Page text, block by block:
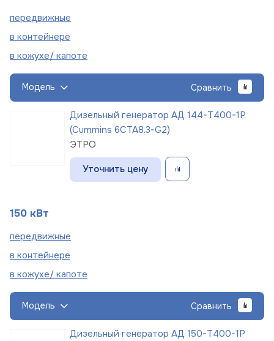
передвижные
в контейнере
в кожухе/ капоте
Модель Сравнить
Дизельный генератор АД 144-Т400-1Р
(Cummins 6CTA8.3-G2)
ЭТРО
Уточнить цену
150 кВт
передвижные
в контейнере
в кожухе/ капоте
Модель Сравнить
Дизельный генератор АД 150-Т400-1Р